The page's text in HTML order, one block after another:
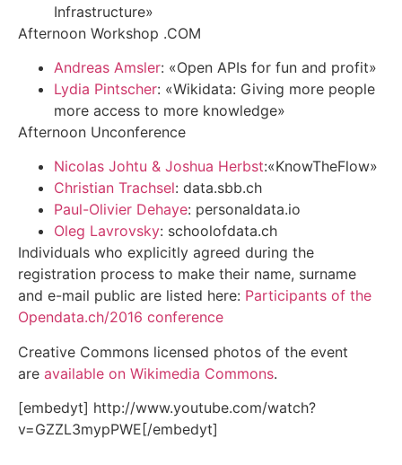
Infrastructure»
Afternoon Workshop .COM
Andreas Amsler: «Open APIs for fun and profit»
Lydia Pintscher: «Wikidata: Giving more people
more access to more knowledge»
Afternoon Unconference
Nicolas Johtu & Joshua Herbst:«KnowTheFlow»
Christian Trachsel: data.sbb.ch
Paul-Olivier Dehaye: personaldata.io
Oleg Lavrovsky: schoolofdata.ch
Individuals who explicitly agreed during the
registration process to make their name, surname
and e-mail public are listed here: Participants of the
Opendata.ch/2016 conference
Creative Commons licensed photos of the event
are available on Wikimedia Commons.
[embedyt] http://www.youtube.com/watch?
v=GZZL3mypPWE[/embedyt]